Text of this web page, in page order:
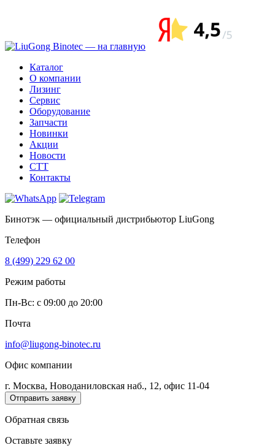
Каталог
О компании
Лизинг
Сервис
Оборудование
Запчасти
Новинки
Акции
Новости
CTT
Контакты
Бинотэк — официальный дистрибьютор LiuGong
Телефон
8 (499) 229 62 00
Режим работы
Пн-Вс: c 09:00 до 20:00
Почта
info@liugong-binotec.ru
Офис компании
г. Москва, Новоданиловская наб., 12, офис 11-04
Отправить заявку
Обратная связь
Оставьте заявку